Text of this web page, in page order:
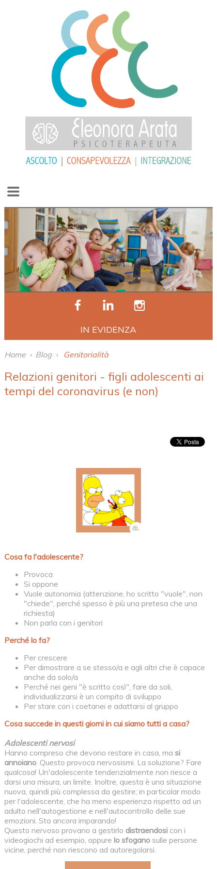
IN EVIDENZA
Home› Blog› Genitorialità
Relazioni genitori - figli adolescenti ai
tempi del coronavirus (e non)
Cosa fa l'adolescente?
Provoca
Si oppone
Vuole autonomia (attenzione, ho scritto "vuole", non
"chiede", perché spesso è più una pretesa che una
richiesta)
Non parla con i genitori
Perché lo fa?
Per crescere
Per dimostrare a se stesso/a e agli altri che è capace
anche da solo/a
Perché nei geni "è scritto così", fare da soli,
individualizzarsi è un compito di sviluppo
Per stare con i coetanei e adattarsi al gruppo
Cosa succede in questi giorni in cui siamo tutti a casa?
Adolescenti nervosi
Hanno compreso che devono restare in casa, ma si
annoiano. Questo provoca nervosismi. La soluzione? Fare
qualcosa! Un'adolescente tendenzialmente non riesce a
darsi una misura, un limite. Inoltre, questa è una situazione
nuova, quindi più complessa da gestire; in particolar modo
per l'adolescente, che ha meno esperienza rispetto ad un
adulto nell'autogestione e nell'autocontrollo delle sue
emozioni. Sta ancora imparando!
Questo nervoso provano a gestirlo distraendosi con i
videogiochi ad esempio, oppure lo sfoganosulle persone
vicine, perché non riescono ad autoregolarsi.